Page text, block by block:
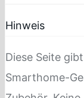
Hinweis
Diese Seite
Smarthome-